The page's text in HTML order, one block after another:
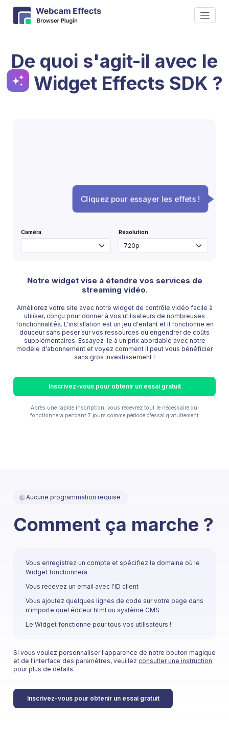
De quoi s'agit-il avec le
Widget Effects SDK ?
Cliquez pour essayer les effets !
Caméra Résolution
Notre widget vise à étendre vos services de
streaming vidéo.
Améliorez votre site avec notre widget de contrôle vidéo facile à
utiliser, conçu pour donner à vos utilisateurs de nombreuses
fonctionnalités. L'installation est un jeu d'enfant et il fonctionne en
douceur sans peser sur vos ressources ou engendrer de coûts
supplémentaires. Essayez-le à un prix abordable avec notre
modèle d'abonnement et voyez comment il peut vous bénéficier
sans gros investissement !
Inscrivez-vous pour obtenir un essai gratuit
Après une rapide inscription, vous recevrez tout le nécessaire qui
fonctionnera pendant 7 jours comme période d'essai gratuitement
Aucune programmation requise
Comment ça marche ?
Vous enregistrez un compte et spécifiez le domaine où le
Widget fonctionnera
Vous recevez un email avec l'ID client
Vous ajoutez quelques lignes de code sur votre page dans
n'importe quel éditeur html ou système CMS
Le Widget fonctionne pour tous vos utilisateurs !
Si vous voulez personnaliser l'apparence de notre bouton magique
et de l'interface des paramètres, veuillez consulter une instruction
pour plus de détails.
Inscrivez-vous pour obtenir un essai gratuit